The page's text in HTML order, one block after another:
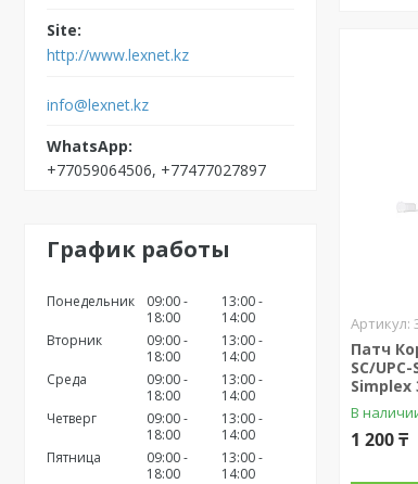
http://www.lexnet.kz
info@lexnet.kz
+77059064506, +77477027897
График работы
Понедельник
09:00
18:00
13:00
14:00
Вторник
09:00
18:00
13:00
14:00
Среда
09:00
18:00
13:00
14:00
Четверг
09:00
18:00
13:00
14:00
Пятница
09:00
18:00
13:00
14:00
Патч
SC/
В
1 200 ₸